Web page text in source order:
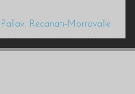
Pallav. Recanati-Morrovalle